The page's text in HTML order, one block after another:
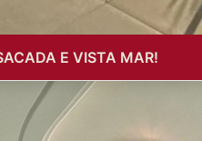
E VISTA MAR!